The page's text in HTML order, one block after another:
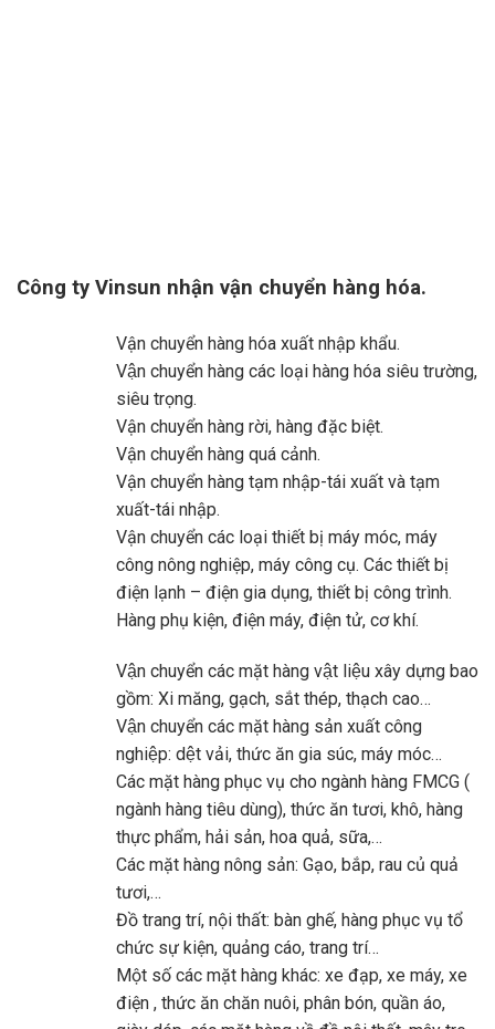
Công ty Vinsun nhận vận chuyển hàng hóa.
Vận chuyển hàng hóa xuất nhập khẩu.
Vận chuyển hàng các loại hàng hóa siêu trường,
siêu trọng.
Vận chuyển hàng rời, hàng đặc biệt.
Vận chuyển hàng quá cảnh.
Vận chuyển hàng tạm nhập-tái xuất và tạm
xuất-tái nhập.
Vận chuyển các loại thiết bị máy móc, máy
công nông nghiệp, máy công cụ. Các thiết bị
điện lạnh – điện gia dụng, thiết bị công trình.
Hàng phụ kiện, điện máy, điện tử, cơ khí.
Vận chuyển các mặt hàng vật liệu xây dựng bao
gồm: Xi măng, gạch, sắt thép, thạch cao…
Vận chuyển các mặt hàng sản xuất công
nghiệp: dệt vải, thức ăn gia súc, máy móc…
Các mặt hàng phục vụ cho ngành hàng FMCG (
ngành hàng tiêu dùng), thức ăn tươi, khô, hàng
thực phẩm, hải sản, hoa quả, sữa,…
Các mặt hàng nông sản: Gạo, bắp, rau củ quả
tươi,…
Đồ trang trí, nội thất: bàn ghế, hàng phục vụ tổ
chức sự kiện, quảng cáo, trang trí…
Một số các mặt hàng khác: xe đạp, xe máy, xe
điện , thức ăn chăn nuôi, phân bón, quần áo,